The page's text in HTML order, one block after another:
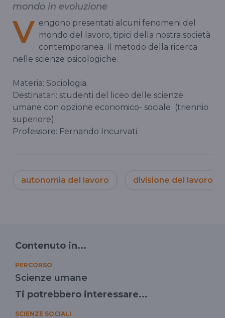
mondo in evoluzione
V engono presentati alcuni fenomeni del
mondo del lavoro, tipici della nostra società
contemporanea. Il metodo della ricerca
nelle scienze psicologiche.
Materia: Sociologia.
Destinatari: studenti del liceo delle scienze
umane con opzione economico- sociale (triennio
superiore).
Professore: Fernando Incurvati.
autonomia del lavoro divisione del lavoro
Contenuto in...
PERCORSO
Scienze umane
Ti potrebbero interessare...
SCIENZE SOCIALI